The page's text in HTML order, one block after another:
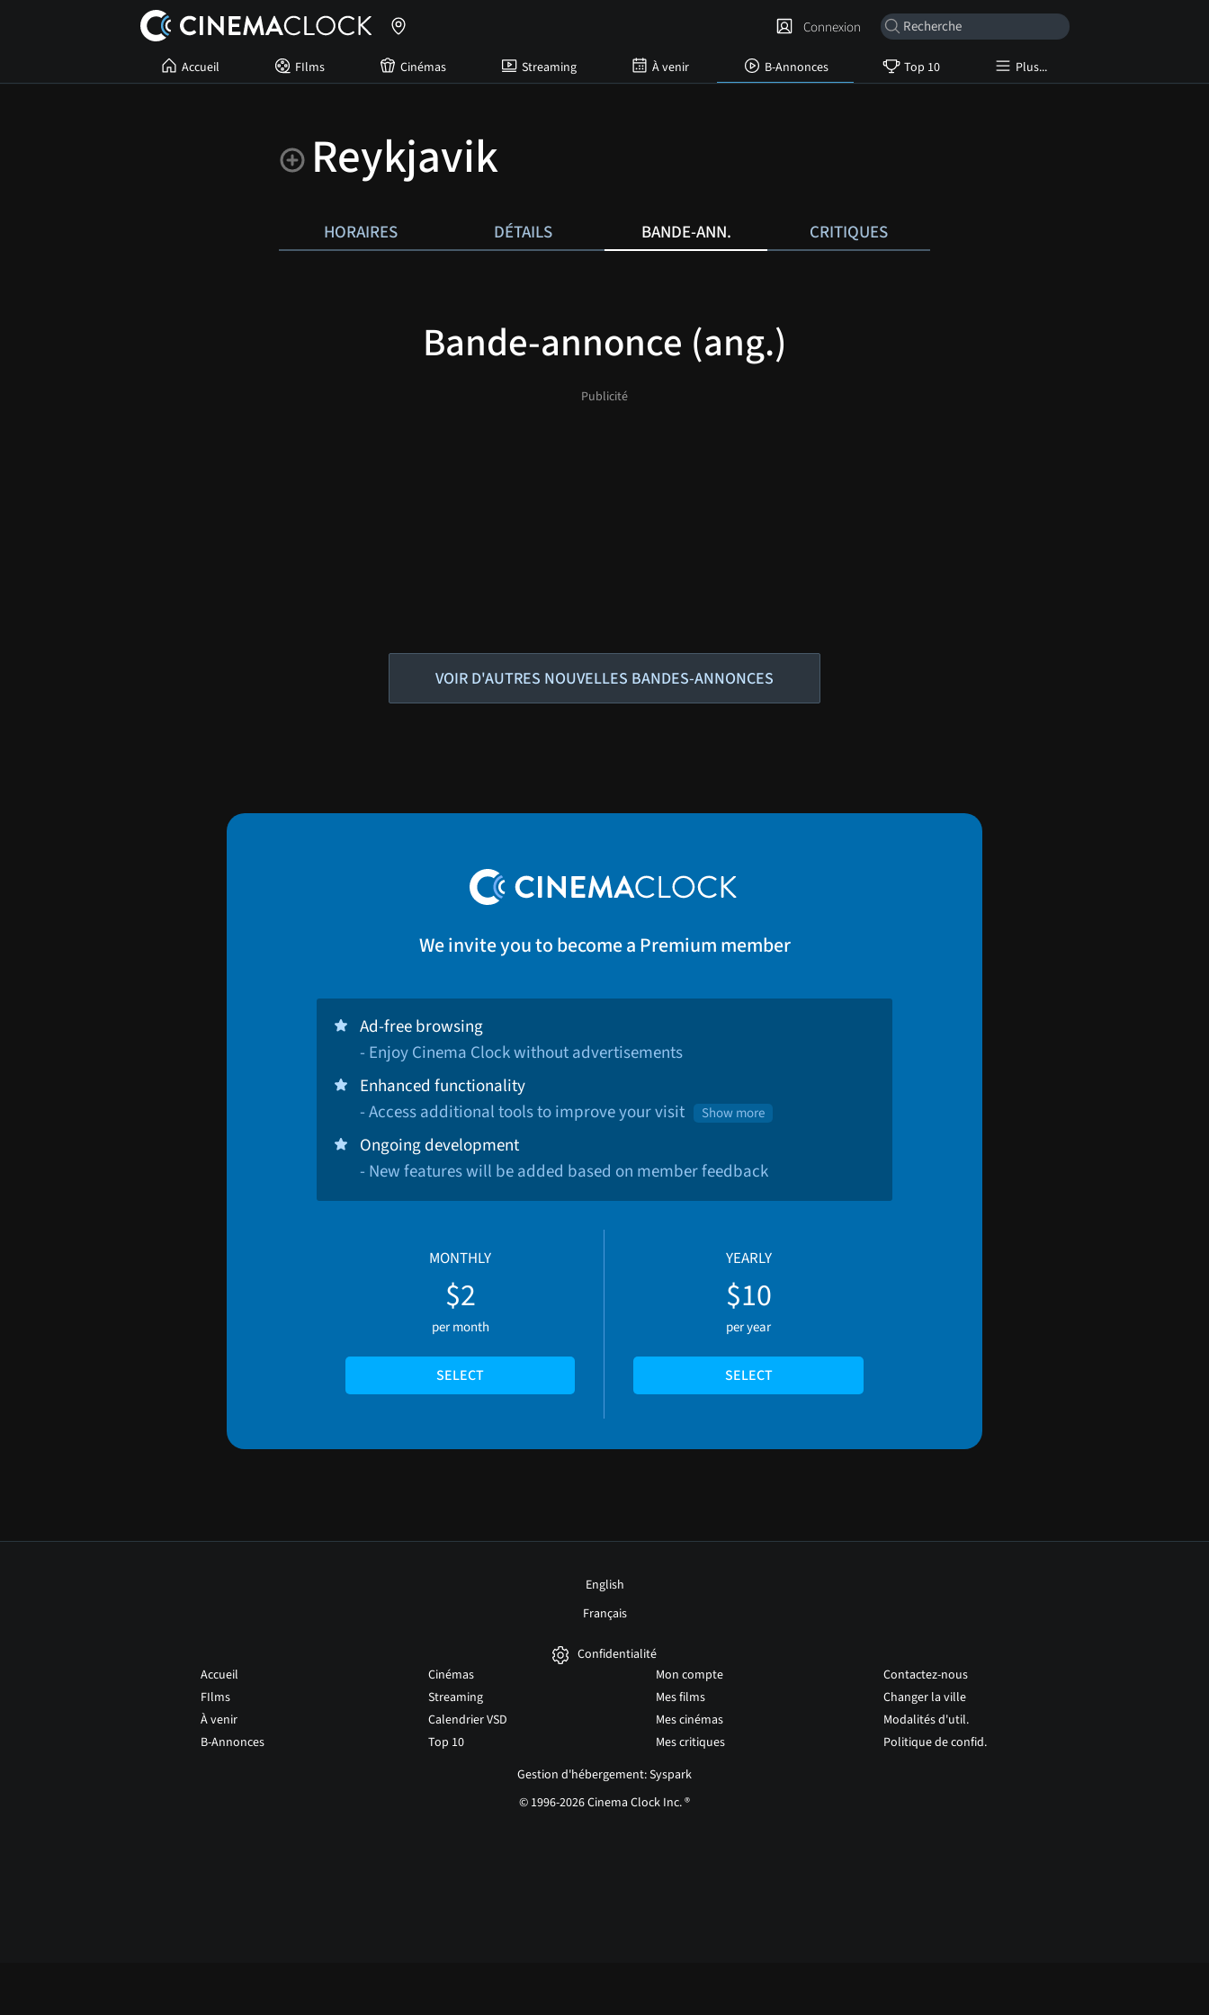
Accueil FIlms Cinémas Streaming À venir B-Annonces Top 10 Plus...
Connexion
Reykjavik
HORAIRES DÉTAILS BANDE-ANN. CRITIQUES
Bande-annonce (ang.)
VOIR D'AUTRES NOUVELLES BANDES-ANNONCES
We invite you to become a Premium member
Ad-free browsing
- Enjoy Cinema Clock without advertisements
Enhanced functionality
- Access additional tools to improve your visit
Show more
Ongoing development
- New features will be added based on member feedback
MONTHLY
$2
per month
SELECT
YEARLY
$10
per year
SELECT
English
Français
Confidentialité
Accueil
FIlms
À venir
B-Annonces
Cinémas
Streaming
Calendrier VSD
Top 10
Mon compte
Mes films
Mes cinémas
Mes critiques
Contactez-nous
Changer la ville
Modalités d'util.
Politique de confid.
Gestion d'hébergement: Syspark
© 1996-2026 Cinema Clock Inc. ®